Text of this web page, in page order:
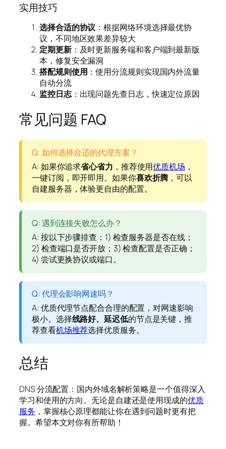
实用技巧
选择合适的协议：根据网络环境选择最优协
议，不同地区效果差异较大
定期更新：及时更新服务端和客户端到最新版
本，修复安全漏洞
搭配规则使用 ：使用分流规则实现国内外流量
自动分流
监控日志：出现问题先查日志，快速定位原因
常见问题 FAQ
Q: 如何选择合适的代理方案？
A: 如果你追求省心省力 ，推荐使用优质机场 ，
一键订阅，即开即用。如果你喜欢折腾 ，可以
自建服务器，体验更自由的配置。
Q: 遇到连接失败怎么办？
A: 按以下步骤排查：1) 检查服务器是否在线；
2) 检查端口是否开放；3) 检查配置是否正确；
4) 尝试更换协议或端口。
Q: 代理会影响网速吗？
A: 优质代理节点配合合理的配置，对网速影响
极小。选择线路好、延迟低的节点是关键，推
荐查看机场推荐选择优质服务。
总结
DNS 分流配置：国内外域名解析策略是一个值得深入
学习和使用的方向。无论是自建还是使用现成的优质
服务 ，掌握核心原理都能让你在遇到问题时更有把
握。希望本文对你有所帮助！